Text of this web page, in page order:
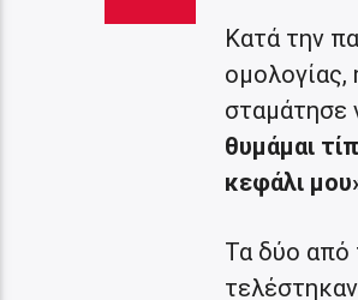
Κατά την
σταμάτησε
θυμάμαι
κεφάλι
Τα δύο από